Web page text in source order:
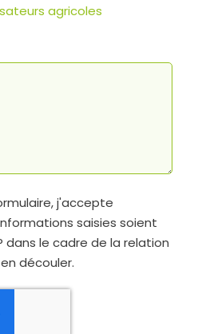
agricoles
j'accepte
saisies soient
dans le cadre de la relation
découler.